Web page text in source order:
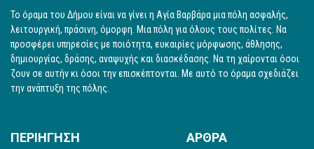
Το όραμα του Δήμου είναι να γίνει η Αγία Βαρβάρα μια πόλη ασφαλής,
λειτουργική, πράσινη, όμορφη. Μια πόλη για όλους τους πολίτες. Να
προσφέρει υπηρεσίες με ποιότητα, ευκαιρίες μόρφωσης, άθλησης,
δημιουργίας, δράσης, αναψυχής και διασκέδασης. Να τη χαίρονται όσοι
ζουν σε αυτήν κι όσοι την επισκέπτονται. Με αυτό το όραμα σχεδιάζει
την ανάπτυξη της πόλης.
ΠΕΡΙΗΓΗΣΗ ΑΡΘΡΑ